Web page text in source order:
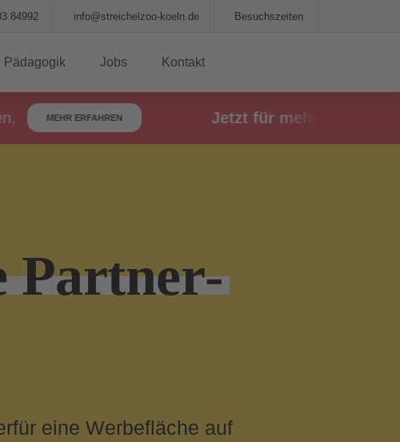
84992 Besuchszeiten
Pädagogik Jobs Kontakt
MEHR ERFAHREN Jetzt für mehr
Partner­
eine Werbefläche auf